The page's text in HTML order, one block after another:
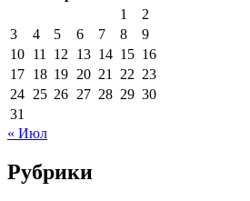
1
2
3
4 5 6 7 8
9
10 11 12 13 14 15 16
17 18 19 20 21 22 23
24 25 26 27 28 29 30
31
« Июл
Рубрики